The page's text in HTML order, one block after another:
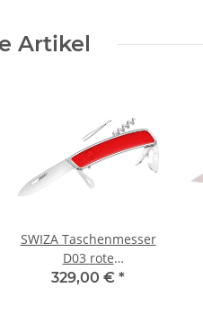
Artikel
SWIZA Taschenmesser
D03 rote
Kalbsledereinlagen, 11
329,00 € *